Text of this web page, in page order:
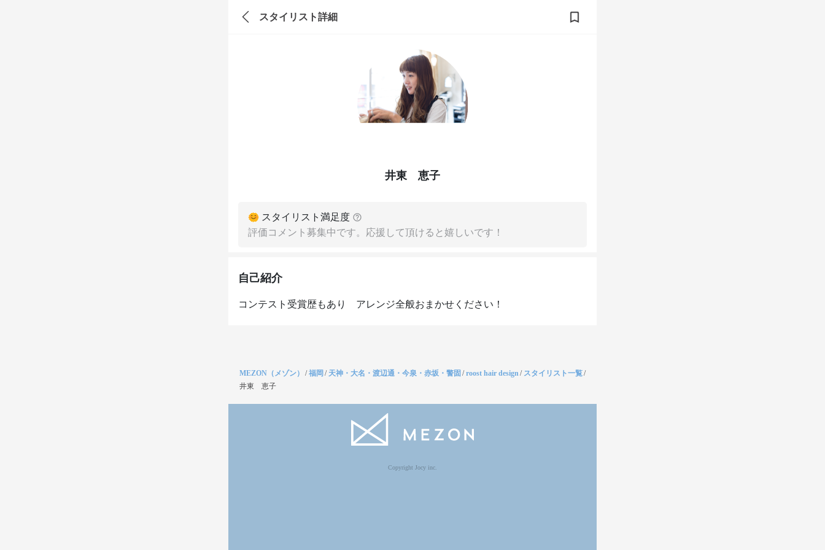
スタイリスト詳細
井東 恵子
スタイリスト満足度
評価コメント募集中です。応援して頂けると嬉しいです！
自己紹介
MEZON（メゾン） /福岡 / 天神・大名・渡辺通・今泉・赤坂・警固 /roost hair design/ スタイリスト一覧/
井東 恵子
Copyright Jocy inc.